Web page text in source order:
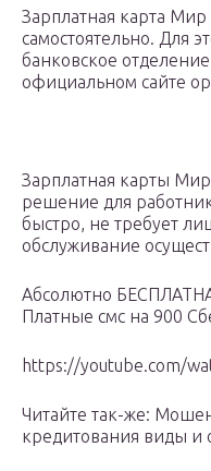
Зарплатная карта
самостоятельно. Для
банковское
официальном сайте
Зарплатная карты
решение для
быстро, не требует
обслуживание
Абсолютно
Платные смс на 900
https://youtube.com/
Читайте так-же:
кредитования виды и